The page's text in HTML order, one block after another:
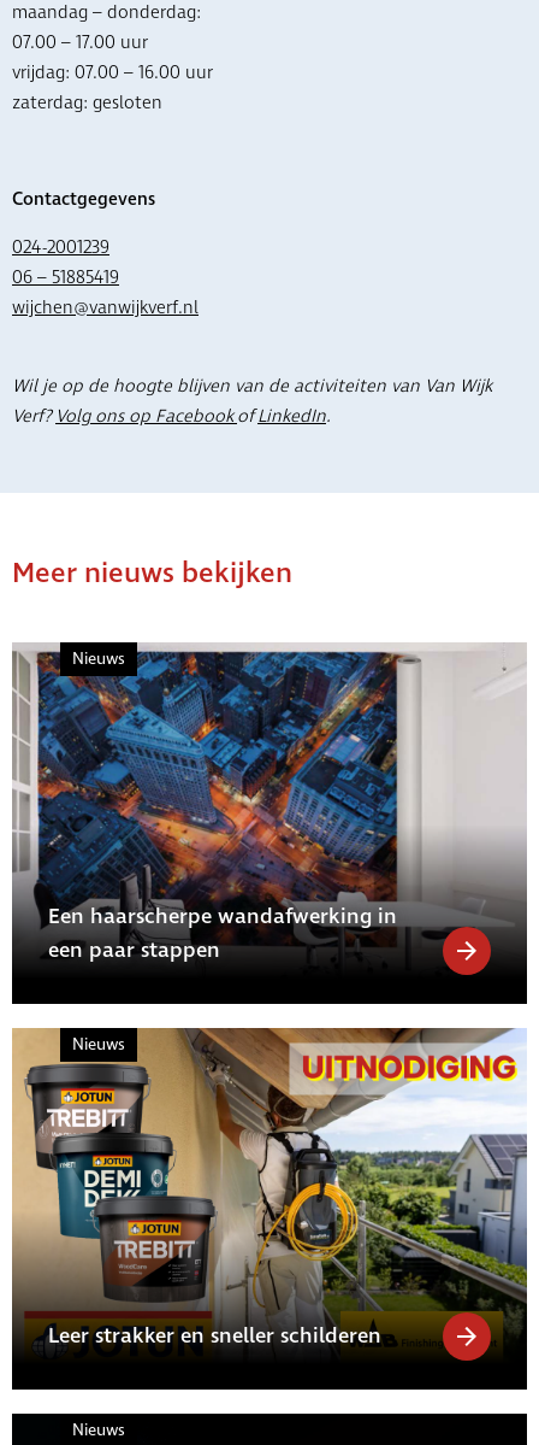
maandag – donderdag:
07.00 – 17.00 uur
vrijdag: 07.00 – 16.00 uur
zaterdag: gesloten
Contactgegevens
024-2001239
06 – 51885419
wijchen@vanwijkverf.nl
Wil je op de hoogte blijven van de activiteiten van Van Wijk
Verf?Volg ons op FacebookofLinkedIn.
Meer nieuws bekijken
Nieuws
Een haarscherpe wandafwerking in
een paar stappen
Nieuws
Leer strakker en sneller schilderen
Nieuws